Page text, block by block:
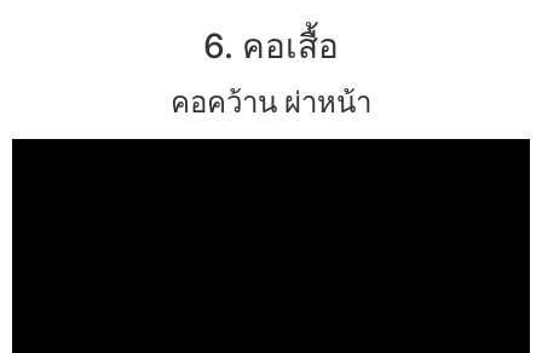
6. คอเสื้อ
คอคว้าน ผ่าหน้า